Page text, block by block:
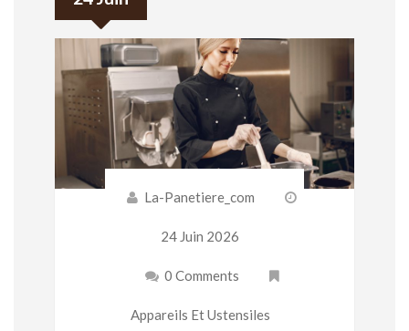
La-Panetiere_com
24 Juin 2026
0 Comments
Appareils Et Ustensiles